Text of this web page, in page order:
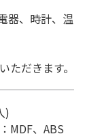
器、時計、温
だきます。
)
、ABS